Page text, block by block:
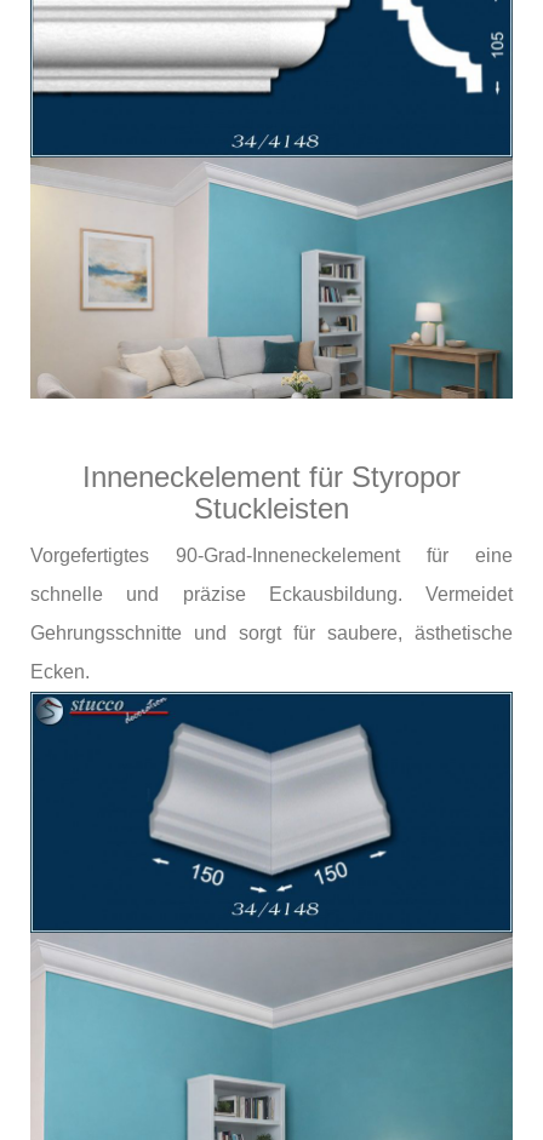
Inneneckelement für Styropor
Stuckleisten
Vorgefertigtes 90-Grad-Inneneckelement für eine
schnelle und präzise Eckausbildung. Vermeidet
Gehrungsschnitte und sorgt für saubere, ästhetische
Ecken.